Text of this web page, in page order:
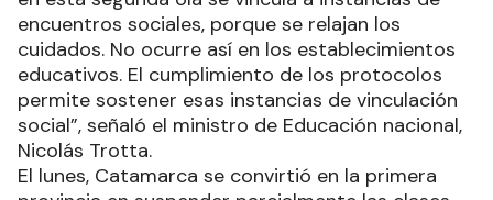
encuentros sociales, porque se relajan los
cuidados. No ocurre así en los establecimientos
educativos. El cumplimiento de los protocolos
permite sostener esas instancias de vinculación
social”, señaló el ministro de Educación nacional,
Nicolás Trotta.
El lunes, Catamarca se convirtió en la primera